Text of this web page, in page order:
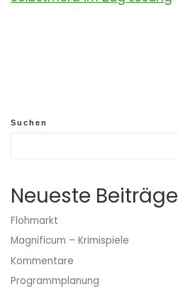
Suchen
Neueste Beiträge
Flohmarkt
Magnificum – Krimispiele
Kommentare
Programmplanung